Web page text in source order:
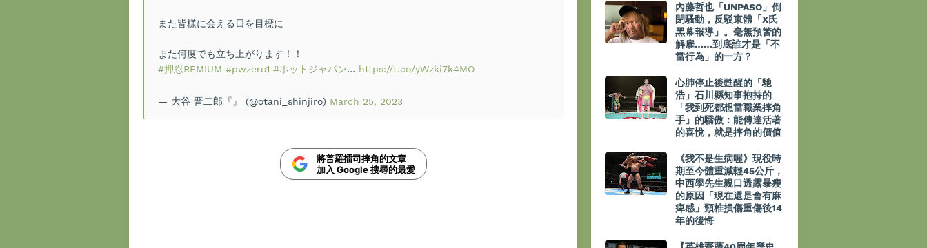
また皆様に会える日を目標に
また何度でも立ち上がります！！
#押忍REMIUM #pwzero1 #ホットジャパン… https://t.co/yWzki7k4MO
— 大谷 晋二郎『』 (@otani_shinjiro) March 25, 2023
將普羅擂司摔角的文章
加入 Google 搜尋的最愛
內藤哲也「UNPASO」倒
閉騷動，反駁東體「X氏
黑幕報導」。毫無預警的
解雇……到底誰才是「不
當行為」的一方？
心肺停止後甦醒的「馳
浩」石川縣知事抱持的
「我到死都想當職業摔角
手」的驕傲：能傳達活著
的喜悅，就是摔角的價值
《我不是生病喔》現役時
期至今體重減輕45公斤，
中西學先生親口透露暴瘦
的原因「現在還是會有麻
痺感」頸椎損傷重傷後14
年的後悔